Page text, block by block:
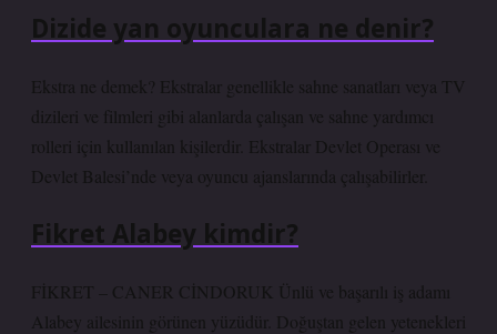
Dizide yan oyunculara ne denir?
Ekstra ne demek? Ekstralar genellikle sahne sanatları veya TV
dizileri ve filmleri gibi alanlarda çalışan ve sahne yardımcı
rolleri için kullanılan kişilerdir. Ekstralar Devlet Operası ve
Devlet Balesi’nde veya oyuncu ajanslarında çalışabilirler.
Fikret Alabey kimdir?
FİKRET – CANER CİNDORUK Ünlü ve başarılı iş adamı
Alabey ailesinin görünen yüzüdür. Doğuştan gelen yetenekleri